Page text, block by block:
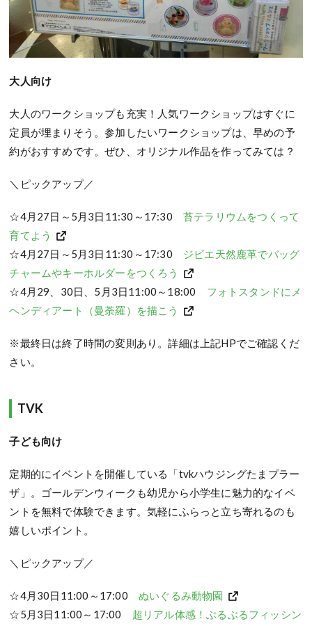
大人向け
大人のワークショップも充実！人気ワークショップはすぐに
定員が埋まりそう。参加したいワークショップは、早めの予
約がおすすめです。ぜひ、オリジナル作品を作ってみては？
＼ピックアップ／
☆4月27日～5月3日11:30～17:30苔テラリウムをつくって
育てよう
☆4月27日～5月3日11:30～17:30 ジビエ天然鹿革でバッグ
チャームやキーホルダーをつくろう
☆4月29、30日、5月3日11:00～18:00 フォトスタンドにメ
ヘンディアート（曼荼羅）を描こう
※最終日は終了時間の変則あり。詳細は上記HPでご確認くだ
さい。
TVK
子ども向け
定期的にイベントを開催している「tvkハウジングたまプラー
ザ」。ゴールデンウィークも幼児から小学生に魅力的なイベ
ントを無料で体験できます。気軽にふらっと立ち寄れるのも
嬉しいポイント。
＼ピックアップ／
☆4月30日11:00～17:00ぬいぐるみ動物園
☆5月3日11:00～17:00 超リアル体感！ぶるぶるフィッシン